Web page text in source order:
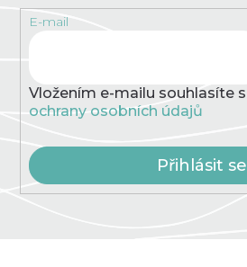
E-mail
Vložením e-mailu souhlasíte s
ochrany osobních údajů
Přihlásit se